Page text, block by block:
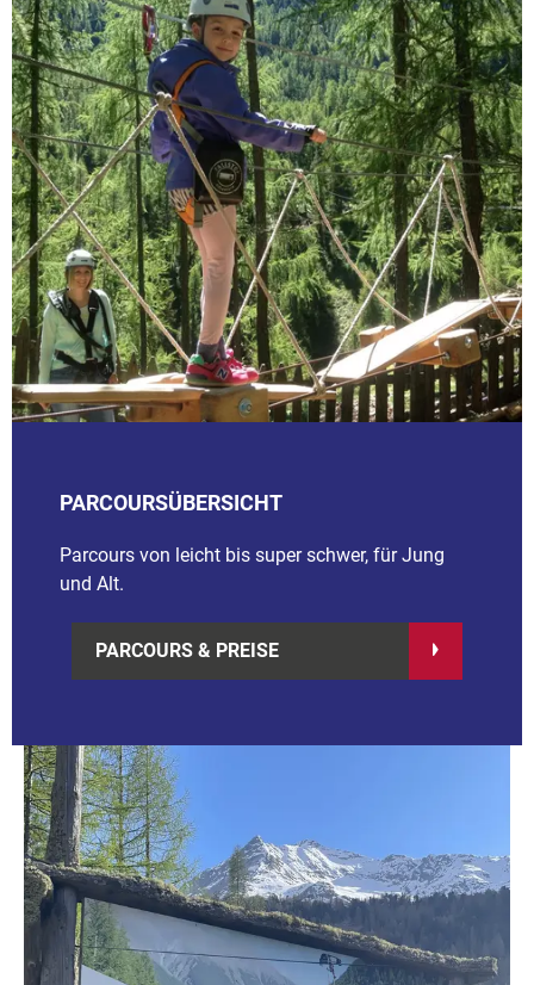
PARCOURSÜBERSICHT
Parcours von leicht bis super schwer, für Jung
und Alt.
PARCOURS & PREISE